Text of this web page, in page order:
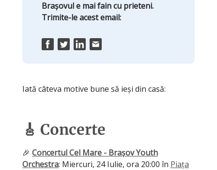
Brașovul e mai fain cu prieteni.
Trimite-le acest email:
Iată câteva motive bune să ieși din casă:
🎸 Concerte
🎉 Concertul Cel Mare - Brașov Youth
Orchestra: Miercuri, 24 Iulie, ora 20:00 în Piața